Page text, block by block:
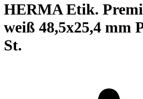
HERMA Etik.
weiß 48,5x25,4 mm
St.